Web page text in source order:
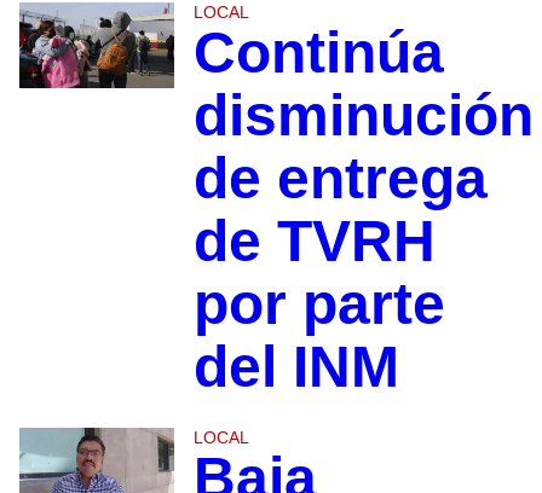
LOCAL
Continúa
disminución
de entrega
de TVRH
por parte
del INM
LOCAL
Baja